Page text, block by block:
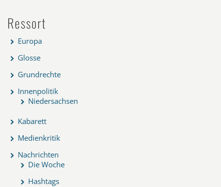
Ressort
Europa
Glosse
Grundrechte
Innenpolitik
Niedersachsen
Kabarett
Medienkritik
Nachrichten
Die Woche
Hashtags